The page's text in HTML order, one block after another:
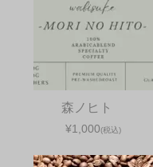
付け替えてで華夏つ
みました。...続きを
おもひで
佐久山散策。の巻
2026年2月25日
先日のこと、度重な
森ノヒト
¥1,000(税込)